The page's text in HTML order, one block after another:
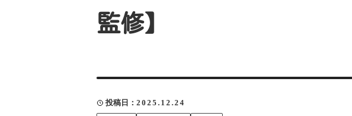
監修】
投稿日 2025.12.24